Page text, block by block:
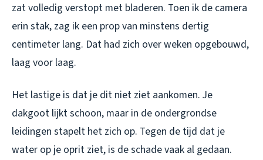
zat volledig verstopt met bladeren. Toen ik de camera
erin stak, zag ik een prop van minstens dertig
centimeter lang. Dat had zich over weken opgebouwd,
laag voor laag.
Het lastige is dat je dit niet ziet aankomen. Je
dakgoot lijkt schoon, maar in de ondergrondse
leidingen stapelt het zich op. Tegen de tijd dat je
water op je oprit ziet, is de schade vaak al gedaan.